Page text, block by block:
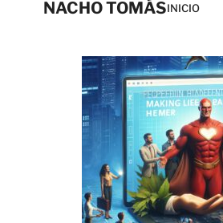
NACHO TOMÁSINICIO